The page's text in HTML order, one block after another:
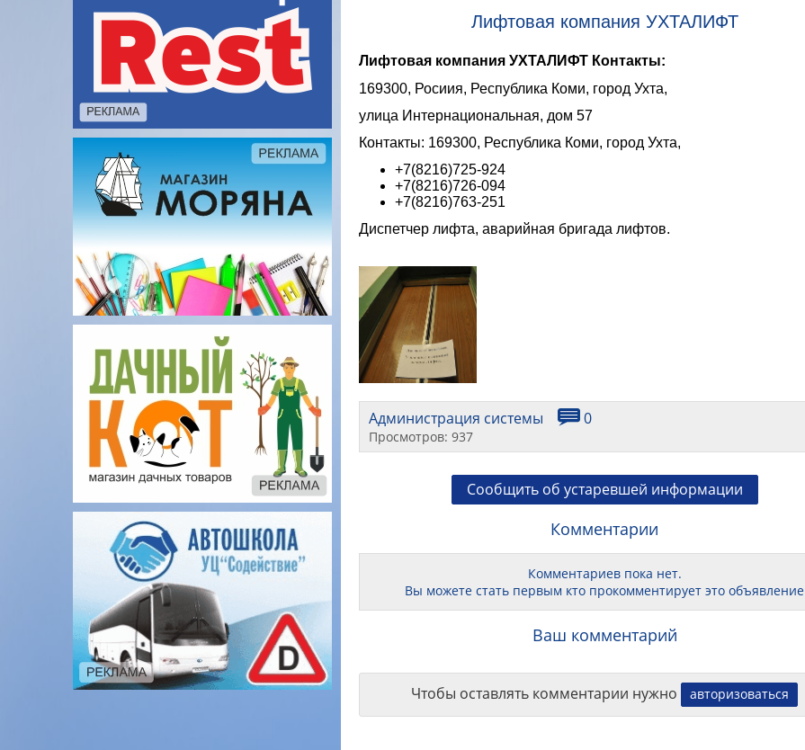
Лифтовая компания УХТАЛИФТ
Лифтовая компания УХТАЛИФТ Контакты:
169300, Росиия, Республика Коми, город Ухта,
улица Интернациональная, дом 57
Контакты: 169300, Республика Коми, город Ухта,
+7(8216)725-924
+7(8216)726-094
+7(8216)763-251
Диспетчер лифта, аварийная бригада лифтов.
Администрация системы 0
Просмотров: 937
Сообщить об устаревшей информации
Комментарии
Комментариев пока нет.
Вы можете стать первым кто прокомментирует это объявление
Ваш комментарий
Чтобы оставлять комментарии нужно авторизоваться